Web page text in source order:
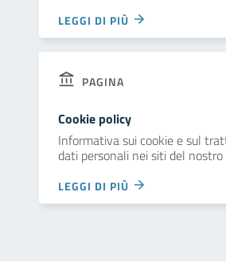
LEGGI DI PIÙ
PAGINA
Cookie policy
Informativa sui cookie e sul
dati personali nei siti del
LEGGI DI PIÙ